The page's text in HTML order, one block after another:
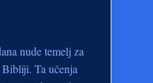
nude temelj za
Ta učenja